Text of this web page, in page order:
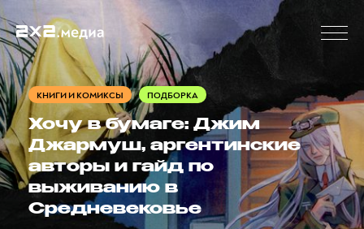
КНИГИ И КОМИКСЫ ПОДБОРКА
Хочу в бумаге: Джим
Джармуш, аргентинские
авторы и гайд по
выживанию в
Средневековье